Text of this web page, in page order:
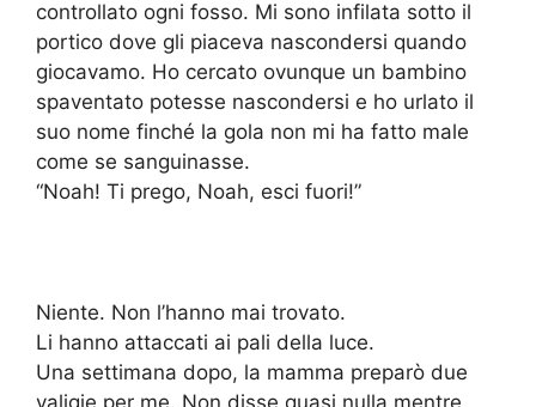
controllato ogni fosso. Mi sono infilata sotto il
portico dove gli piaceva nascondersi quando
giocavamo. Ho cercato ovunque un bambino
spaventato potesse nascondersi e ho urlato il
suo nome finché la gola non mi ha fatto male
come se sanguinasse.
“Noah! Ti prego, Noah, esci fuori!”
Niente. Non l’hanno mai trovato.
Li hanno attaccati ai pali della luce.
Una settimana dopo, la mamma preparò due